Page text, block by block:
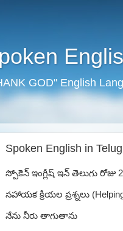
GOD" English
Spoken English in
స్పోకెన్ ఇంగ్లీష్ ఇన్ తెలుగు రోజు 2
సహాయక క్రియల ప్రశ్నలు (
నేను నీరు తాగుతాను